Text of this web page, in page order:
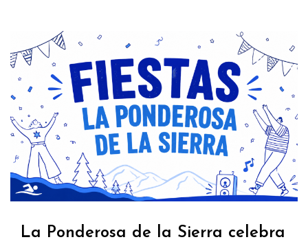
La Ponderosa de la Sierra celebra